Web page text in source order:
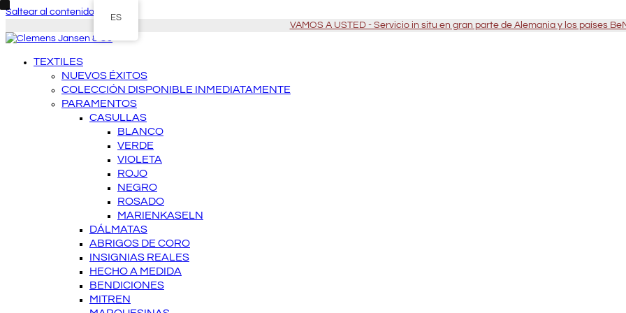
Saltear al contenido principal
VAMOS A USTED - Servicio in situ en gran parte de Alemania y los países
TEXTILES
NUEVOS ÉXITOS
COLECCIÓN DISPONIBLE INMEDIATAMENTE
PARAMENTOS
CASULLAS
BLANCO
VERDE
VIOLETA
ROJO
NEGRO
ROSADO
MARIENKASELN
DÁLMATAS
ABRIGOS DE CORO
INSIGNIAS REALES
HECHO A MEDIDA
BENDICIONES
MITREN
ES